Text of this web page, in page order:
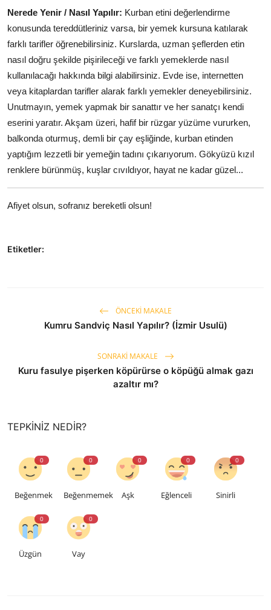
Nerede Yenir / Nasıl Yapılır: Kurban etini değerlendirme
konusunda tereddütleriniz varsa, bir yemek kursuna katılarak
farklı tarifler öğrenebilirsiniz. Kurslarda, uzman şeflerden etin
nasıl doğru şekilde pişirileceği ve farklı yemeklerde nasıl
kullanılacağı hakkında bilgi alabilirsiniz. Evde ise, internetten
veya kitaplardan tarifler alarak farklı yemekler deneyebilirsiniz.
Unutmayın, yemek yapmak bir sanattır ve her sanatçı kendi
eserini yaratır. Akşam üzeri, hafif bir rüzgar yüzüme vururken,
balkonda oturmuş, demli bir çay eşliğinde, kurban etinden
yaptığım lezzetli bir yemeğin tadını çıkarıyorum. Gökyüzü kızıl
renklere bürünmüş, kuşlar cıvıldıyor, hayat ne kadar güzel...
Afiyet olsun, sofranız bereketli olsun!
Etiketler:
ÖNCEKI MAKALE
Kumru Sandviç Nasıl Yapılır? (İzmir Usulü)
SONRAKI MAKALE
Kuru fasulye pişerken köpürürse o köpüğü almak gazı
azaltır mı?
TEPKINIZ NEDIR?
0
Beğenmek
0
Beğenmemek
0
Aşk
0
Eğlenceli
0
Sinirli
0
Üzgün
0
Vay